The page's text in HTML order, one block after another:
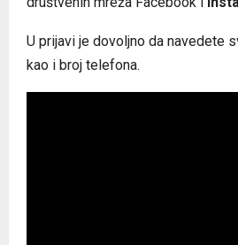
U prijavi je dovoljno da navedete
kao i broj telefona.